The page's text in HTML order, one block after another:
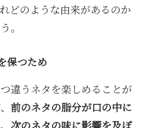
どのような由来があるのか
。
保つため
違うネタを楽しめることが
前のネタの脂分が口の中に